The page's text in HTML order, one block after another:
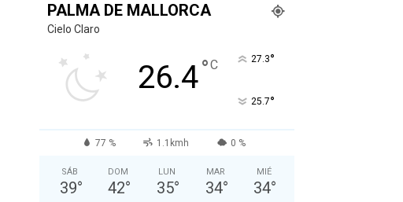
PALMA DE MALLORCA
Cielo Claro
26.4°C 27.3°
25.7°
77 % 1.1kmh 0 %
SÁB
39°
DOM
42°
LUN
35°
MAR
34°
MIÉ
34°